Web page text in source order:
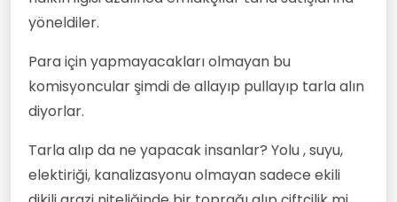
yöneldiler.
Para için yapmayacakları olmayan bu
komisyoncular şimdi de allayıp pullayıp tarla alın
diyorlar.
Tarla alıp da ne yapacak insanlar? Yolu , suyu,
elektiriği, kanalizasyonu olmayan sadece ekili